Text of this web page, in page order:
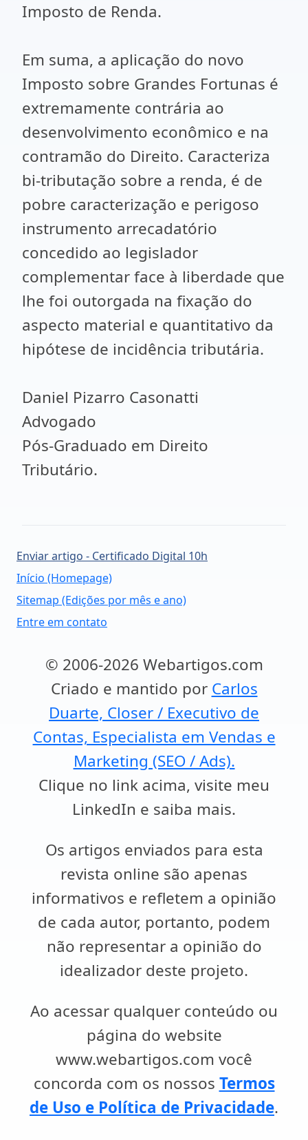
Imposto de Renda.
Em suma, a aplicação do novo
Imposto sobre Grandes Fortunas é
extremamente contrária ao
desenvolvimento econômico e na
contramão do Direito. Caracteriza
bi-tributação sobre a renda, é de
pobre caracterização e perigoso
instrumento arrecadatório
concedido ao legislador
complementar face à liberdade que
lhe foi outorgada na fixação do
aspecto material e quantitativo da
hipótese de incidência tributária.
Daniel Pizarro Casonatti
Advogado
Pós-Graduado em Direito
Tributário.
Enviar artigo - Certificado Digital 10h
Início (Homepage)
Sitemap (Edições por mês e ano)
Entre em contato
© 2006-2026 Webartigos.com
Criado e mantido por Carlos
Duarte, Closer / Executivo de
Contas, Especialista em Vendas e
Marketing (SEO / Ads).
Clique no link acima, visite meu
LinkedIn e saiba mais.
Os artigos enviados para esta
revista online são apenas
informativos e refletem a opinião
de cada autor, portanto, podem
não representar a opinião do
idealizador deste projeto.
Ao acessar qualquer conteúdo ou
página do website
www.webartigos.com você
concorda com os nossos Termos
de Uso e Política de Privacidade.